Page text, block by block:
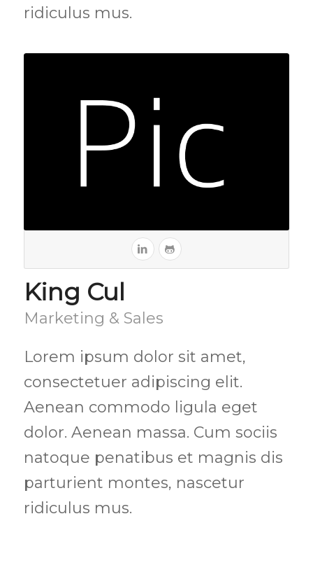
ridiculus mus.
King Cul
Marketing & Sales
Lorem ipsum dolor sit amet,
consectetuer adipiscing elit.
Aenean commodo ligula eget
dolor. Aenean massa. Cum sociis
natoque penatibus et magnis dis
parturient montes, nascetur
ridiculus mus.